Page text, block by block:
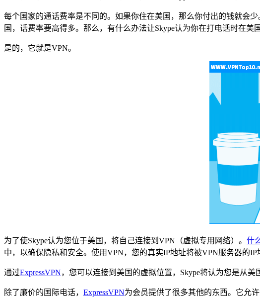
每个国家的通话费率是不同的。如果你住在美国，那么你付出的钱就会
国，话费率要高得多。那么，有什么办法让Skype认为你在打电话时在美
是的，它就是VPN。
为了使Skype认为您位于美国，将自己连接到VPN（虚拟专用网络）。 什
中，以确保隐私和安全。使用VPN，您的真实IP地址将被VPN服务器的
通过ExpressVPN，您可以连接到美国的虚拟位置，Skype将认为您是从
除了廉价的国际电话， ExpressVPN为会员提供了很多其他的东西。它允